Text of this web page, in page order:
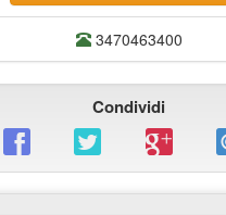
3470463400
Condividi